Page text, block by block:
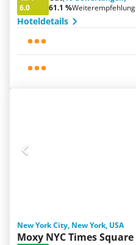
6.0
61.1 %Weiterempfehlung
Hoteldetails
New York City, New York, USA
Moxy NYC Times Square